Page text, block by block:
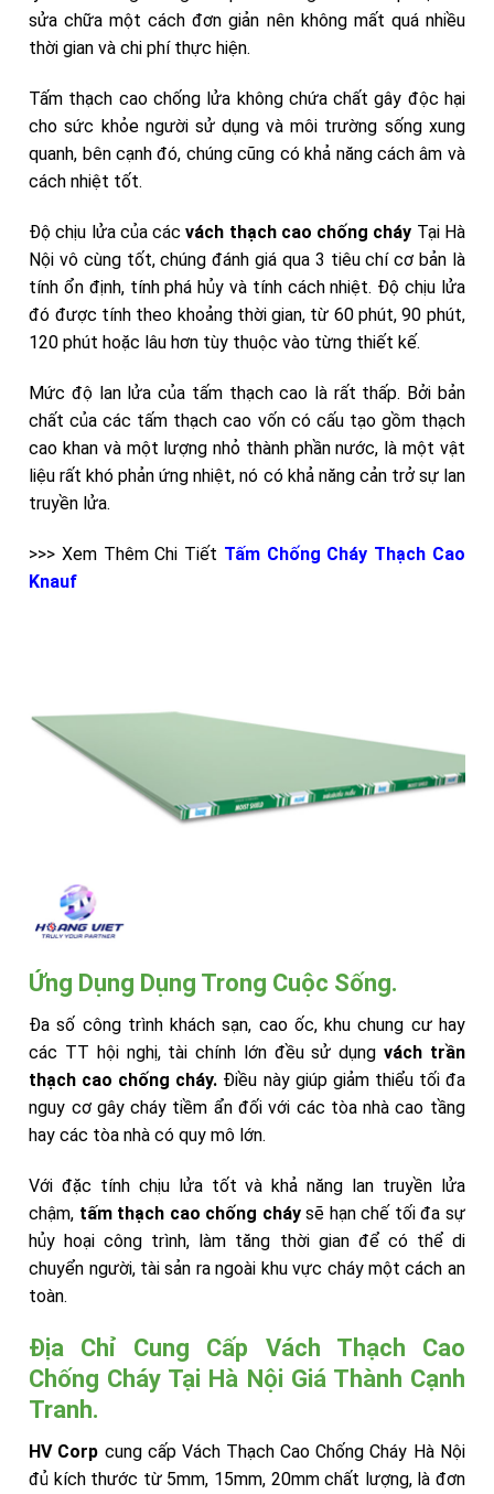
sửa chữa một cách đơn giản nên không mất quá nhiều
thời gian và chi phí thực hiện.
Tấm thạch cao chống lửa không chứa chất gây độc hại
cho sức khỏe người sử dụng và môi trường sống xung
quanh, bên cạnh đó, chúng cũng có khả năng cách âm và
cách nhiệt tốt.
Độ chịu lửa của cácvách thạch cao chống cháy Tại Hà
Nội vô cùng tốt, chúng đánh giá qua 3 tiêu chí cơ bản là
tính ổn định, tính phá hủy và tính cách nhiệt. Độ chịu lửa
đó được tính theo khoảng thời gian, từ 60 phút, 90 phút,
120 phút hoặc lâu hơn tùy thuộc vào từng thiết kế.
Mức độ lan lửa của tấm thạch cao là rất thấp. Bởi bản
chất của các tấm thạch cao vốn có cấu tạo gồm thạch
cao khan và một lượng nhỏ thành phần nước, là một vật
liệu rất khó phản ứng nhiệt, nó có khả năng cản trở sự lan
truyền lửa.
>>> Xem Thêm Chi Tiết Tấm Chống Cháy Thạch Cao
Knauf
Ứng Dụng Dụng Trong Cuộc Sống.
Đa số công trình khách sạn, cao ốc, khu chung cư hay
các TT hội nghị, tài chính lớn đều sử dụngvách trần
thạch cao chống cháy. Điều này giúp giảm thiểu tối đa
nguy cơ gây cháy tiềm ẩn đối với các tòa nhà cao tầng
hay các tòa nhà có quy mô lớn.
Với đặc tính chịu lửa tốt và khả năng lan truyền lửa
chậm, tấm thạch cao chống cháysẽ hạn chế tối đa sự
hủy hoại công trình, làm tăng thời gian để có thể di
chuyển người, tài sản ra ngoài khu vực cháy một cách an
toàn.
Địa Chỉ Cung Cấp Vách Thạch Cao
Chống Cháy Tại Hà Nội Giá Thành Cạnh
Tranh.
HV Corp cung cấp Vách Thạch Cao Chống Cháy Hà Nội
đủ kích thước từ 5mm, 15mm, 20mm chất lượng, là đơn